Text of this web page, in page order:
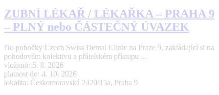
ZUBNÍ LÉKAŘ / LÉKAŘKA – PRAHA 9
– PLNÝ nebo ČÁSTEČNÝ ÚVAZEK
Do pobočky Czech Swiss Dental Clinic na Praze 9, zakládající si na
pohodovém kolektivu a přátelském přístupu ...
vloženo: 5. 8. 2026
platnost do: 4. 10. 2026
lokalita: Českomoravská 2420/15a, Praha 9